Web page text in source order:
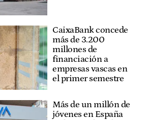
CaixaBank concede
más de 3.200
millones de
financiación a
empresas vascas en
el primer semestre
Más de un millón de
jóvenes en España